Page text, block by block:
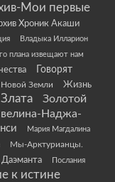
Мои первые
Хроник Акаши
Владыка Илларион
плана извещают нам
Говорят
Земли
Жизнь
Злата
Золотой
Наджа-
Мария Магдалина
Мы-Арктурианцы.
Послания
к истине